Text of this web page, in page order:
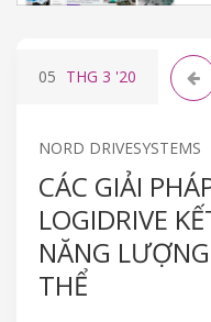
05 THG 3 '20
NORD DRIVESYSTEMS
CÁC GIẢI
LOGIDRIVE
NĂNG
THỂ